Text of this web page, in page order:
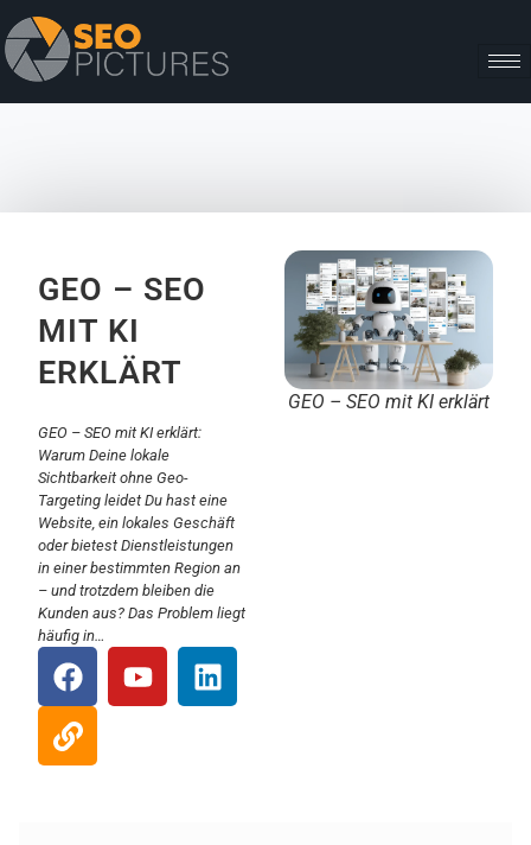
GEO – SEO
MIT KI
ERKLÄRT
GEO – SEO mit KI erklärt:
Warum Deine lokale
Sichtbarkeit ohne Geo-
Targeting leidet Du hast eine
Website, ein lokales Geschäft
oder bietest Dienstleistungen
in einer bestimmten Region an
– und trotzdem bleiben die
Kunden aus? Das Problem liegt
häufig in…
GEO – SEO mit KI erklärt